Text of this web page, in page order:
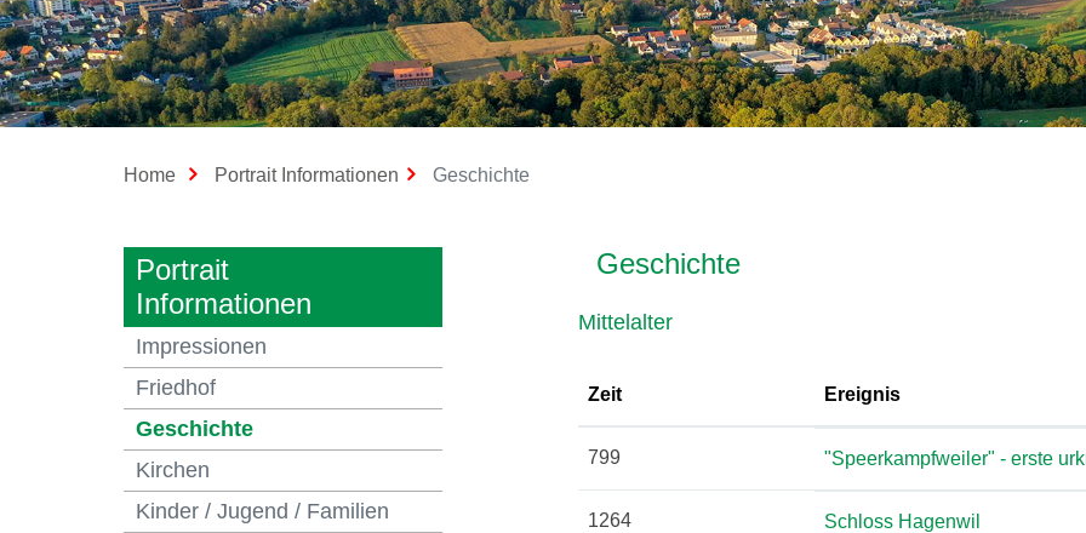
Home Portrait Informationen Geschichte(ausgewählt)
Portrait
Informationen
Impressionen
Friedhof
Geschichte(ausgewählt)
Kirchen
Kinder / Jugend / Familien
Inhalt
Geschichte
Mittelalter
Zeit Ereignis
799 "Speerkampfweiler" - erste
1264 Schloss Hagenwil